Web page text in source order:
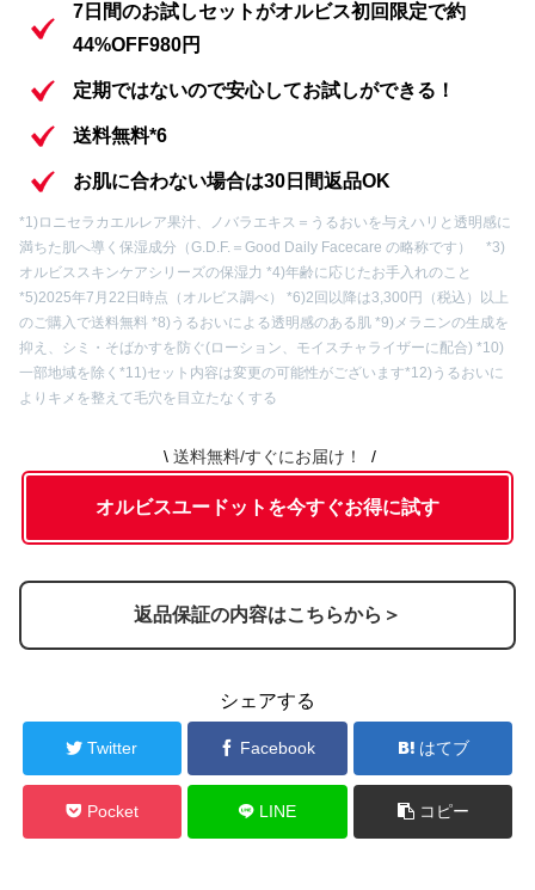
内容② 保湿液 7日間分
内容③ 洗顔料 7日間分
内容④ オリジナル吸水アームバンド
内容⑤ クレンジングパウチ各2包
内容⑥ オルビス ザ リンクルセラムミニサイズ
7日間のお試しセットがオルビス初回限定で約
44%OFF980円
定期ではないので安心してお試しができる！
送料無料*6
お肌に合わない場合は30日間返品OK
*1)ロニセラカエルレア果汁、ノバラエキス＝うるおいを与えハリと透明感に
満ちた肌へ導く保湿成分（G.D.F.＝Good Daily Facecare の略称です） *3)
オルビススキンケアシリーズの保湿力 *4)年齢に応じたお手入れのこと
*5)2025年7月22日時点（オルビス調べ） *6)2回以降は3,300円（税込）以上
のご購入で送料無料 *8)うるおいによる透明感のある肌 *9)メラニンの生成を
抑え、シミ・そばかすを防ぐ(ローション、モイスチャライザーに配合) *10)
一部地域を除く *11)セット内容は変更の可能性がございます*12)うるおいに
よりキメを整えて毛穴を目立たなくする
送料無料/すぐにお届け！
オルビスユードットを今すぐお得に試す
返品保証の内容はこちらから＞
シェアする
Twitter Facebook はてブ
Pocket LINE コピー